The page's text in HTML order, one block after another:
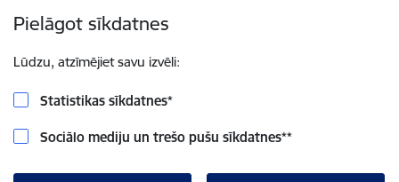
Pielāgot sīkdatnes
Lūdzu, atzīmējiet savu izvēli:
Statistikas sīkdatnes*
Sociālo mediju un trešo pušu sīkdatnes**